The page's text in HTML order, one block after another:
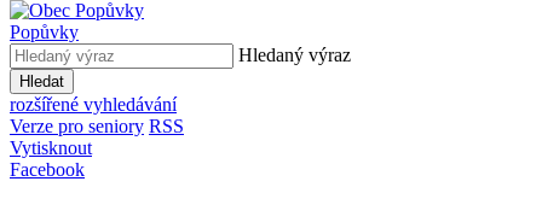
Popůvky
Hledaný výraz
Hledat
rozšířené vyhledávání
Verze pro seniory RSS
Vytisknout
Facebook